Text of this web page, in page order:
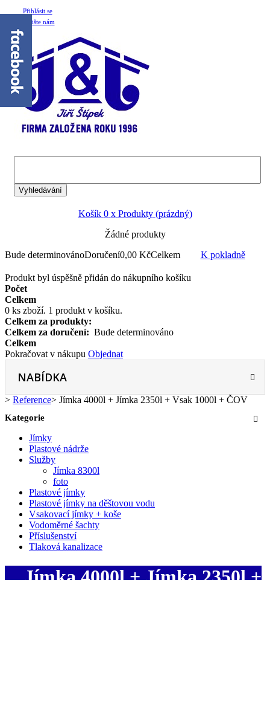
Přihlásit se
Napište nám
Vyhledávání
Košík 0 x Produkty (prázdný)
Žádné produkty
Bude determinovánoDoručení0,00 KčCelkem K pokladně
Produkt byl úspěšně přidán do nákupního košíku
Počet
Celkem
0 ks zboží. 1 produkt v košíku.
Celkem za produkty:
Celkem za doručení: Bude determinováno
Celkem
Pokračovat v nákupu Objednat
NABÍDKA
> Reference> Jímka 4000l + Jímka 2350l + Vsak 1000l + ČOV
Kategorie
Jímky
Plastové nádrže
Služby
Jímka 8300l
foto
Plastové jímky
Plastové jímky na děštovou vodu
Vsakovací jímky + koše
Vodoměrné šachty
Příslušenství
Tlaková kanalizace
Jímka 4000l + Jímka 2350l +